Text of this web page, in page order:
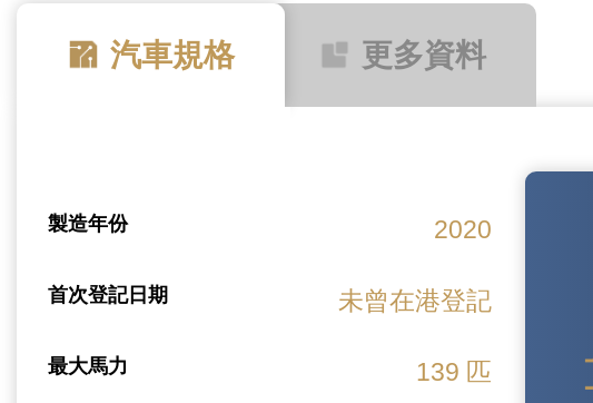
汽車規格 更多資料
製造年份 2020
首次登記日期 未曾在港登記
最大馬力 139 匹